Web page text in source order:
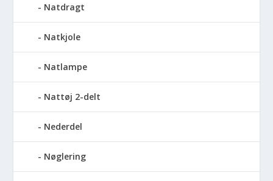
Natdragt
Natkjole
Natlampe
Nattøj 2-delt
Nederdel
Nøglering